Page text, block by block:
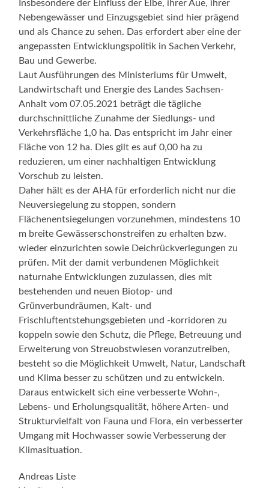
Insbesondere der Einfluss der Elbe, ihrer Aue, ihrer
Nebengewässer und Einzugsgebiet sind hier prägend
und als Chance zu sehen. Das erfordert aber eine der
angepassten Entwicklungspolitik in Sachen Verkehr,
Bau und Gewerbe.
Laut Ausführungen des Ministeriums für Umwelt,
Landwirtschaft und Energie des Landes Sachsen-
Anhalt vom 07.05.2021 beträgt die tägliche
durchschnittliche Zunahme der Siedlungs- und
Verkehrsfläche 1,0 ha. Das entspricht im Jahr einer
Fläche von 12 ha. Dies gilt es auf 0,00 ha zu
reduzieren, um einer nachhaltigen Entwicklung
Vorschub zu leisten.
Daher hält es der AHA für erforderlich nicht nur die
Neuversiegelung zu stoppen, sondern
Flächenentsiegelungen vorzunehmen, mindestens 10
m breite Gewässerschonstreifen zu erhalten bzw.
wieder einzurichten sowie Deichrückverlegungen zu
prüfen. Mit der damit verbundenen Möglichkeit
naturnahe Entwicklungen zuzulassen, dies mit
bestehenden und neuen Biotop- und
Grünverbundräumen, Kalt- und
Frischluftentstehungsgebieten und -korridoren zu
koppeln sowie den Schutz, die Pflege, Betreuung und
Erweiterung von Streuobstwiesen voranzutreiben,
besteht so die Möglichkeit Umwelt, Natur, Landschaft
und Klima besser zu schützen und zu entwickeln.
Daraus entwickelt sich eine verbesserte Wohn-,
Lebens- und Erholungsqualität, höhere Arten- und
Strukturvielfalt von Fauna und Flora, ein verbesserter
Umgang mit Hochwasser sowie Verbesserung der
Klimasituation.
Andreas Liste